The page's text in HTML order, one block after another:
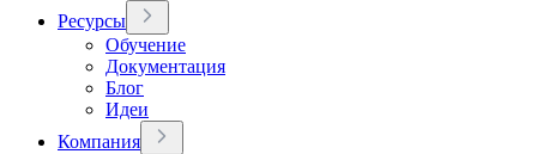
Ресурсы
Обучение
Документация
Блог
Идеи
Компания